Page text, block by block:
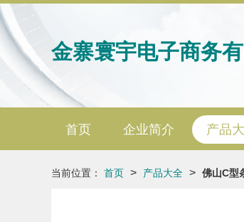
金寨寰宇电子商务
首页 企业简介 产品
当前位置： 首页 > 产品大全 > 佛山C型